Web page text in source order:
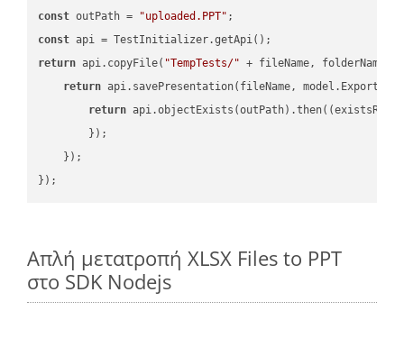
const outPath = "uploaded.PPT"
const
return api.copyFile( "TempTests/" + fileName, folderName +
return api.savePresentation(fileName,
return api.objectExists(outPath).then( (
        });
    });
Απλή μετατροπή XLSX Files to PPT
στο SDK Nodejs